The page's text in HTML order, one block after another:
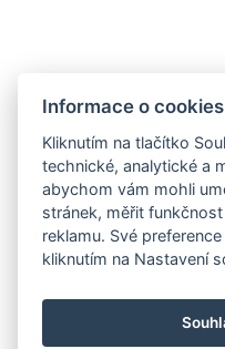
Informace o cookies
Kliknutím na tlačítko
technické, analytické a
abychom vám mohli
stránek, měřit
reklamu. Své
kliknutím na Nastavení